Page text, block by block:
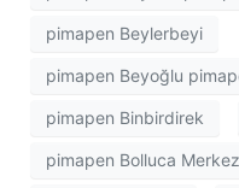
pimapen Beylerbeyi
pimapen Beyoğlu
pimapen Binbirdirek
pimapen Bolluca Merkez